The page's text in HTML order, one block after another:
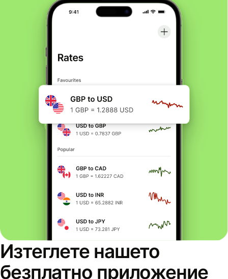
Изтеглете нашето
безплатно приложение